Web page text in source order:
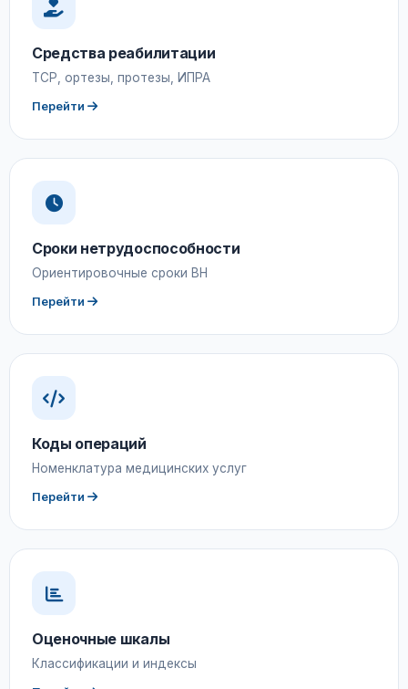
Средства реабилитации
ТСР, ортезы, протезы, ИПРА
Перейти
Сроки нетрудоспособности
Ориентировочные сроки ВН
Перейти
Коды операций
Номенклатура медицинских услуг
Перейти
Оценочные шкалы
Классификации и индексы